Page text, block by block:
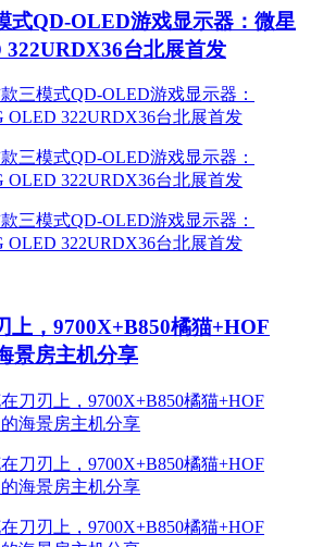
式QD-OLED游戏显示器：微星
台北展首发
上，9700X+B850橘猫+HOF
景房主机分享